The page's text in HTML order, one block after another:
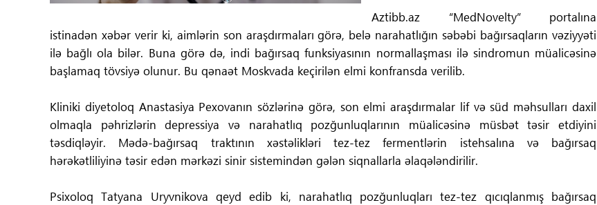
Aztibb.az “MedNovelty” portalına
istinadən xəbər verir ki, aimlərin son araşdırmaları görə, belə narahatlığın səbəbi bağırsaqların vəziyyəti
ilə bağlı ola bilər. Buna görə də, indi bağırsaq funksiyasının normallaşması ilə sindromun müalicəsinə
başlamaq tövsiyə olunur. Bu qənaət Moskvada keçirilən elmi konfransda verilib.
Kliniki diyetoloq Anastasiya Pexovanın sözlərinə görə, son elmi araşdırmalar lif və süd məhsulları daxil
olmaqla pəhrizlərin depressiya və narahatlıq pozğunluqlarının müalicəsinə müsbət təsir etdiyini
təsdiqləyir. Mədə-bağırsaq traktının xəstəlikləri tez-tez fermentlərin istehsalına və bağırsaq
hərəkətliliyinə təsir edən mərkəzi sinir sistemindən gələn siqnallarla əlaqələndirilir.
Psixoloq Tatyana Uryvnikova qeyd edib ki, narahatlıq pozğunluqları tez-tez qıcıqlanmış bağırsaq
Tibbi maarifləndirmə
COVID-19